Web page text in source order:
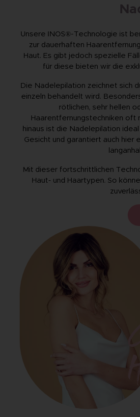
Unsere INOS®-Technologie ist
zur dauerhaften
Haut. Es gibt jedoch spezielle
für diese bieten wir die
Die Nadelepilation zeichnet sich
einzeln behandelt wird.
rötlichen, sehr hellen
Haarentfernungstechniken oft
hinaus ist die Nadelepilation
Gesicht und garantiert auch
Mit dieser fortschrittlichen
Haut- und Haartypen. So